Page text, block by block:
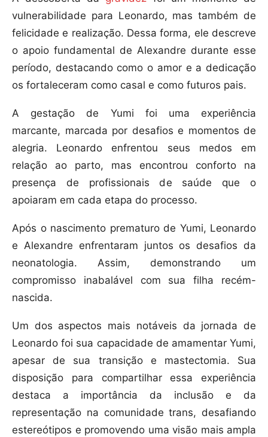
vulnerabilidade para Leonardo, mas também de
felicidade e realização. Dessa forma, ele descreve
o apoio fundamental de Alexandre durante esse
período, destacando como o amor e a dedicação
os fortaleceram como casal e como futuros pais.
A gestação de Yumi foi uma experiência
marcante, marcada por desafios e momentos de
alegria. Leonardo enfrentou seus medos em
relação ao parto, mas encontrou conforto na
presença de profissionais de saúde que o
apoiaram em cada etapa do processo.
Após o nascimento prematuro de Yumi, Leonardo
e Alexandre enfrentaram juntos os desafios da
neonatologia. Assim, demonstrando um
compromisso inabalável com sua filha recém-
nascida.
Um dos aspectos mais notáveis da jornada de
Leonardo foi sua capacidade de amamentar Yumi,
apesar de sua transição e mastectomia. Sua
disposição para compartilhar essa experiência
destaca a importância da inclusão e da
representação na comunidade trans, desafiando
estereótipos e promovendo uma visão mais ampla